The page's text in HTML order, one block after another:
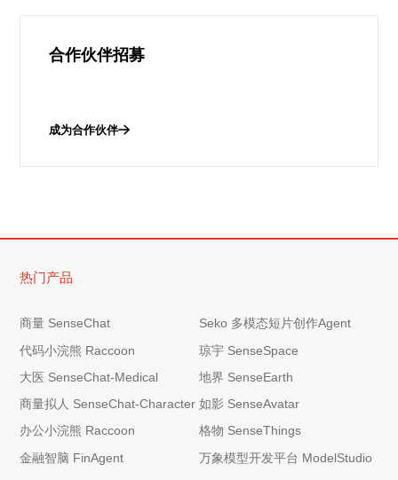
合作伙伴招募
成为合作伙伴
热门产品
商量 SenseChat
Seko 多模态短片创作Agent
代码小浣熊 Raccoon
琼宇 SenseSpace
大医 SenseChat-Medical
地界 SenseEarth
商量拟人 SenseChat-Character 如影 SenseAvatar
办公小浣熊 Raccoon
格物 SenseThings
金融智脑 FinAgent
万象模型开发平台 ModelStudio